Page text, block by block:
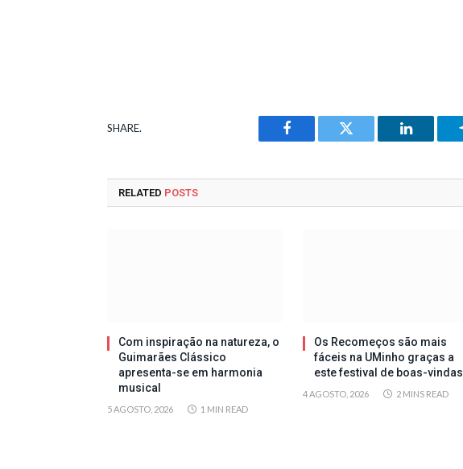
SHARE.
Facebook Twitter LinkedIn
RELATED POSTS
Com inspiração na natureza, o
Guimarães Clássico
apresenta-se em harmonia
musical
5 AGOSTO, 2026 1 MIN READ
Os Recomeços são mais
fáceis na UMinho graças a
este festival de boas-vindas
4 AGOSTO, 2026 2 MINS READ